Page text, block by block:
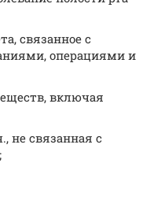
связанное с
операциями и
включая
не связанная с